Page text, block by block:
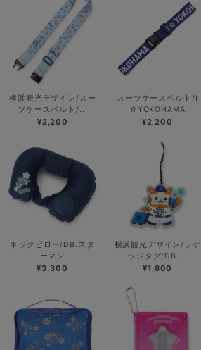
横浜観光デザイン/スー
ツケースベルト/...
¥2,200
スーツケースベルト/I
☆YOKOHAMA
¥2,200
ネックピロー/DB.スタ
ーマン
¥3,300
横浜観光デザイン/ラゲ
ッジタグ/DB....
¥1,800